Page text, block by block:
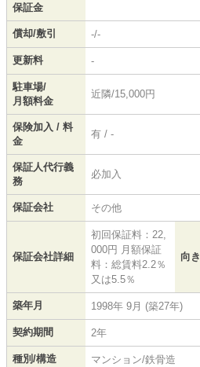
保証金
償却/敷引 -/-
更新料 -
駐車場/
月額料金
近隣/15,000円
保険加入 / 料
金
有 / -
保証人代行義
務
必加入
保証会社 その他
保証会社詳細
初回保証料：22,
000円 月額保証
料：総賃料2.2％
又は5.5％
向き
築年月 1998年 9月 (築27年)
契約期間 2年
種別/構造 マンション/鉄骨造